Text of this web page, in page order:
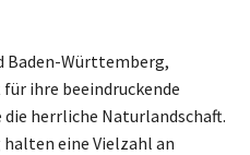
Baden-Württemberg,
ihre beeindruckende
herrliche Naturlandschaft.
eine Vielzahl an